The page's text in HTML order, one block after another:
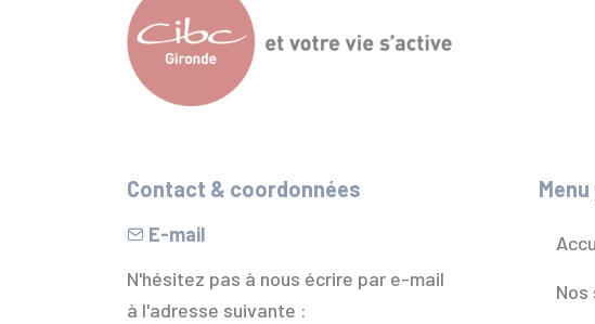
Contact & coordonnées
E-mail
N'hésitez pas à nous écrire par e-mail
à l'adresse suivante :
Nos